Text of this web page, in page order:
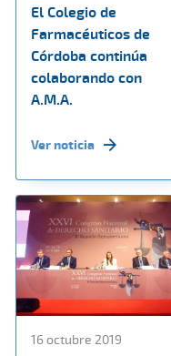
El Colegio de
Farmacéuticos de
Córdoba continúa
colaborando con
A.M.A.
Ver noticia
16 octubre 2019